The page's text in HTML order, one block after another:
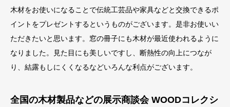
木材をお使いになることで伝統工芸品や家具などと交換できるポ
イントをプレゼントするというものがございます。是非お使いい
ただきたいと思います。窓の冊子にも木材が最近使われるように
なりました。見た目にも美しいですし、断熱性の向上につなが
り、結露もしにくくなるなどいろんな利点がございます。
全国の木材製品などの展示商談会 WOODコレクシ